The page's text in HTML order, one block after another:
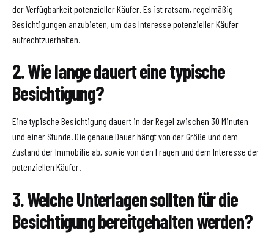
der Verfügbarkeit potenzieller Käufer. Es ist ratsam, regelmäßig
Besichtigungen anzubieten, um das Interesse potenzieller Käufer
aufrechtzuerhalten.
2. Wie lange dauert eine typische
Besichtigung?
Eine typische Besichtigung dauert in der Regel zwischen 30 Minuten
und einer Stunde. Die genaue Dauer hängt von der Größe und dem
Zustand der Immobilie ab, sowie von den Fragen und dem Interesse der
potenziellen Käufer.
3. Welche Unterlagen sollten für die
Besichtigung bereitgehalten werden?